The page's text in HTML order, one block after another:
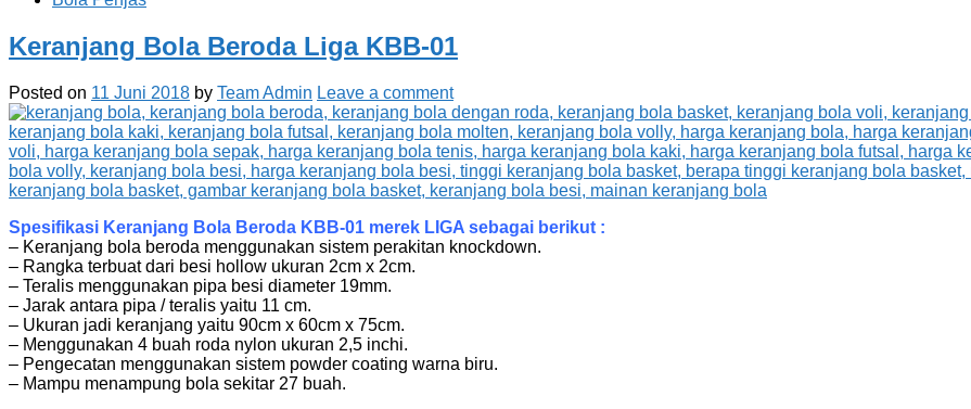
Keranjang Bola Beroda Liga KBB-01
Posted on 11 Juni 2018 by Team Admin Leave a comment
Spesifikasi Keranjang Bola Beroda KBB-01 merek LIGA sebagai berikut :
– Keranjang bola beroda menggunakan sistem perakitan knockdown.
– Rangka terbuat dari besi hollow ukuran 2cm x 2cm.
– Teralis menggunakan pipa besi diameter 19mm.
– Jarak antara pipa / teralis yaitu 11 cm.
– Ukuran jadi keranjang yaitu 90cm x 60cm x 75cm.
– Menggunakan 4 buah roda nylon ukuran 2,5 inchi.
– Pengecatan menggunakan sistem powder coating warna biru.
– Mampu menampung bola sekitar 27 buah.